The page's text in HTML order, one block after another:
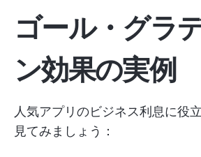
ゴール・グラ
ン効果の実例
人気アプリのビジネス利息に役
見てみましょう：